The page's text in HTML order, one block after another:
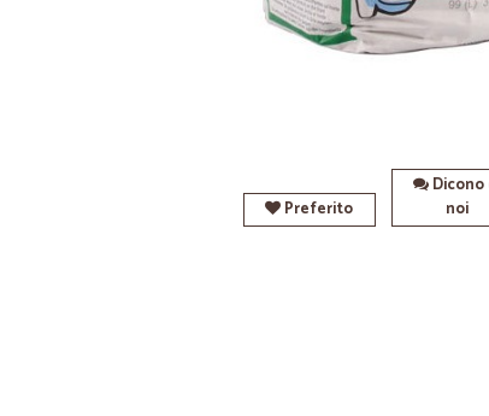
Preferito
Dicono
noi